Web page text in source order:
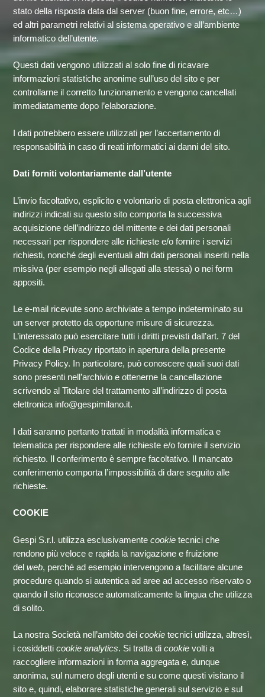
stato della risposta data dal server (buon fine, errore, etc…)
ed altri parametri relativi al sistema operativo e all’ambiente
informatico dell’utente.
Questi dati vengono utilizzati al solo fine di ricavare
informazioni statistiche anonime sull’uso del sito e per
controllarne il corretto funzionamento e vengono cancellati
immediatamente dopo l’elaborazione.
I dati potrebbero essere utilizzati per l’accertamento di
responsabilità in caso di reati informatici ai danni del sito.
Dati forniti volontariamente dall’utente
L’invio facoltativo, esplicito e volontario di posta elettronica agli
indirizzi indicati su questo sito comporta la successiva
acquisizione dell’indirizzo del mittente e dei dati personali
necessari per rispondere alle richieste e/o fornire i servizi
richiesti, nonché degli eventuali altri dati personali inseriti nella
missiva (per esempio negli allegati alla stessa) o nei form
appositi.
Le e-mail ricevute sono archiviate a tempo indeterminato su
un server protetto da opportune misure di sicurezza.
L’interessato può esercitare tutti i diritti previsti dall’art. 7 del
Codice della Privacy riportato in apertura della presente
Privacy Policy. In particolare, può conoscere quali suoi dati
sono presenti nell’archivio e ottenerne la cancellazione
scrivendo al Titolare del trattamento all’indirizzo di posta
elettronica info@gespimilano.it.
I dati saranno pertanto trattati in modalità informatica e
telematica per rispondere alle richieste e/o fornire il servizio
richiesto. Il conferimento è sempre facoltativo. Il mancato
conferimento comporta l’impossibilità di dare seguito alle
richieste.
COOKIE
Gespi S.r.l. utilizza esclusivamente cookie tecnici che
rendono più veloce e rapida la navigazione e fruizione
del web, perché ad esempio intervengono a facilitare alcune
procedure quando si autentica ad aree ad accesso riservato o
quando il sito riconosce automaticamente la lingua che utilizza
di solito.
La nostra Società nell’ambito dei cookie tecnici utilizza, altresì,
i cosiddetti cookie analytics. Si tratta di cookie volti a
raccogliere informazioni in forma aggregata e, dunque
anonima, sul numero degli utenti e su come questi visitano il
sito e, quindi, elaborare statistiche generali sul servizio e sul